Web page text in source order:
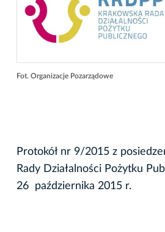
Fot. Organizacje Pozarządowe
Protokół nr 9/2015 z
Rady Działalności Pożytku
26 października 2015 r.